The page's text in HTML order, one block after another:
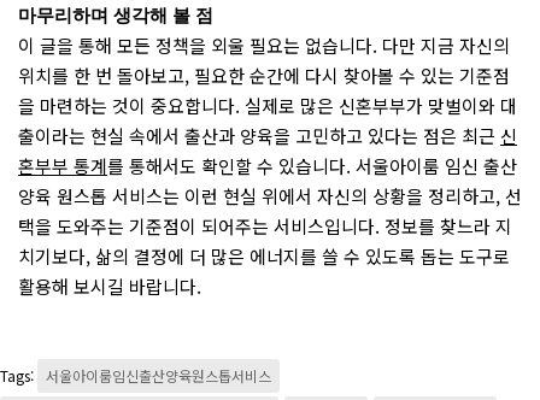
마무리하며 생각해 볼 점
이 글을 통해 모든 정책을 외울 필요는 없습니다. 다만 지금 자신의
위치를 한 번 돌아보고, 필요한 순간에 다시 찾아볼 수 있는 기준점
을 마련하는 것이 중요합니다. 실제로 많은 신혼부부가 맞벌이와 대
출이라는 현실 속에서 출산과 양육을 고민하고 있다는 점은 최근 신
혼부부 통계를 통해서도 확인할 수 있습니다. 서울아이룸 임신 출산
양육 원스톱 서비스는 이런 현실 위에서 자신의 상황을 정리하고, 선
택을 도와주는 기준점이 되어주는 서비스입니다. 정보를 찾느라 지
치기보다, 삶의 결정에 더 많은 에너지를 쓸 수 있도록 돕는 도구로
활용해 보시길 바랍니다.
Tags: 서울아이룸임신출산양육원스톱서비스